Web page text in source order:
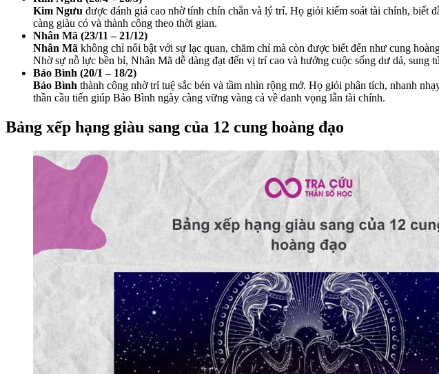
Kim Ngưu được đánh giá cao nhờ tính chín chắn và lý trí. Họ giỏi kiểm soát tài chính,
càng giàu có và thành công theo thời gian.
Nhân Mã (23/11 – 21/12)
Nhân Mã không chỉ nổi bật với sự lạc quan, chăm chỉ mà còn được biết đến như cung
Nhờ sự nỗ lực bền bỉ, Nhân Mã dễ dàng đạt đến vị trí cao và hưởng cuộc sống dư dả, sung
Bảo Bình (20/1 – 18/2)
Bảo Bình thành công nhờ trí tuệ sắc bén và tầm nhìn rộng mở. Họ giỏi phân tích, nhanh
thần cầu tiến giúp Bảo Bình ngày càng vững vàng cả về danh vọng lẫn tài chính.
Bảng xếp hạng giàu sang của 12 cung hoàng đạo